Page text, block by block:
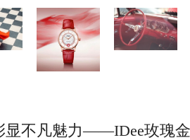
显不凡魅力——IDee玫瑰